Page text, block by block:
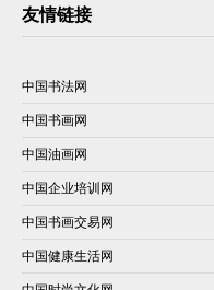
友情链接
中国书法网
中国书画网
中国油画网
中国企业培训网
中国书画交易网
中国健康生活网